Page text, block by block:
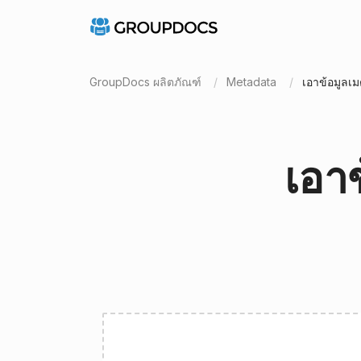
GroupDocs ผลิตภัณฑ์ Metadata เอาข้อมูลเ
เอ